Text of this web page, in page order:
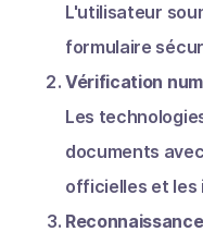
L'utilisateur
formulaire
Vérification
Les
documents
officielles et les